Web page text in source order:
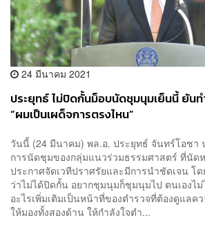
24 มีนาคม 2021
ประยุทธ์ ไม่ปิดกั้นม็อบนัดชุมนุมเย็นนี้ ยัน
“ผมเป็นเผด็จการตรงไหน”
วันนี้ (24 มีนาคม) พล.อ. ประยุทธ์ จันทร์โอชา
การนัดชุมของกลุ่มแนวร่วมธรรมศาสตร์ ที่นัด
ประกาศจัดเวทีปราศรัยและมีการนำชัดเจน โ
ว่าไม่ได้ปิดกั้น อยากชุมนุมก็ชุมนุมไป ตนเองไ
อะไรเพิ่มเติมเป็นหน้าที่ของตำรวจที่ต้องดูแลค
ให้มองทั้งสองด้าน ให้กำลังใจตำ...